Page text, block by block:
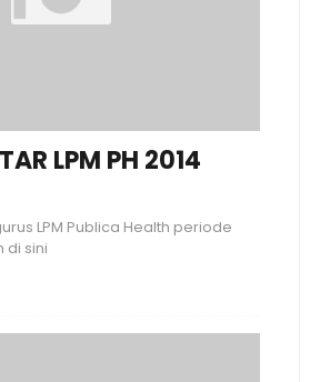
LPM PH 2014
LPM Publica Health periode
di sini